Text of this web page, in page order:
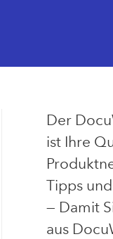
Der
ist Ihre
Tipps
— Damit
aus